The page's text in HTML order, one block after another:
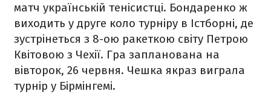
матч українській тенісистці. Бондаренко ж
виходить у друге коло турніру в Істборні, де
зустрінеться з 8-ою ракеткою світу Петрою
Квітовою з Чехії. Гра запланована на
вівторок, 26 червня. Чешка якраз виграла
турнір у Бірмінгемі.